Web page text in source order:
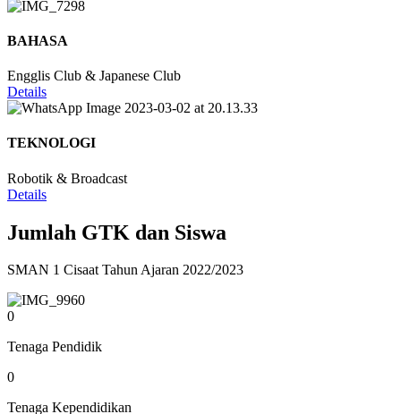
BAHASA
Engglis Club & Japanese Club
Details
TEKNOLOGI
Robotik & Broadcast
Details
Jumlah GTK dan Siswa
SMAN 1 Cisaat Tahun Ajaran 2022/2023
0
Tenaga Pendidik
0
Tenaga Kependidikan